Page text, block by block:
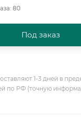
80
Под заказ
1-3 дней в
по РФ (точную